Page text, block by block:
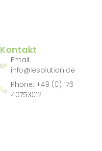
Kontakt
Email:
info@lesolution.de
Phone: +49 (0) 176
40753012